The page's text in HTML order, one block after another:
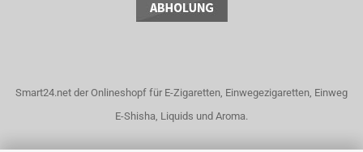
Smart24.net der Onlineshopf für E-Zigaretten, Einwegezigaretten, Einweg
E-Shisha, Liquids und Aroma.